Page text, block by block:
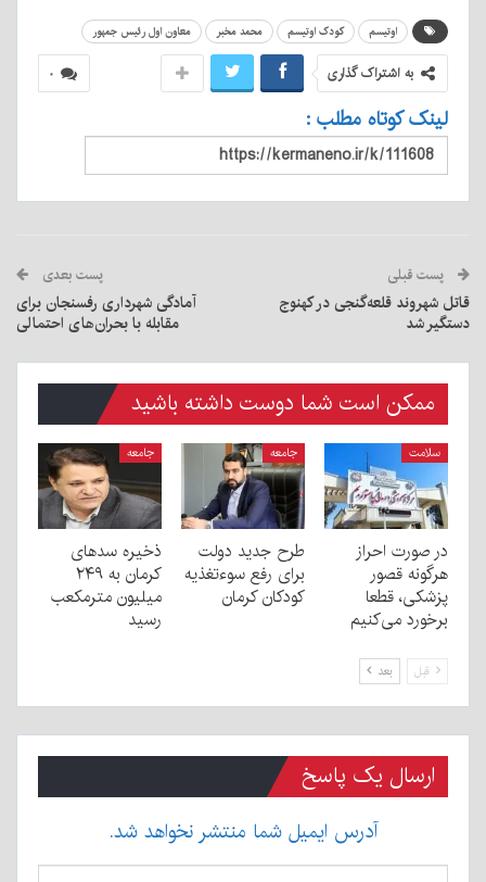
اوتیسم کودک اوتیسم محمد مخبر معاون اول رئیس جمهور
۰ به اشتراک گذاری
لینک کوتاه مطلب :
پست قبلی
قاتل شهروند قلعه‌گنجی در کهنوج
دستگیر شد
پست بعدی
آمادگی شهرداری رفسنجان برای
مقابله با بحران‌های احتمالی
ممکن است شما دوست داشته باشید
سلامت
در صورت احراز
هرگونه قصور
پزشکی، قطعا
برخورد می‌کنیم
جامعه
طرح جدید دولت
برای رفع سوءتغذیه
کودکان کرمان
جامعه
ذخیره سدهای
کرمان به ۲۴۹
میلیون مترمکعب
رسید
قبل بعد
ارسال یک پاسخ
آدرس ایمیل شما منتشر نخواهد شد.